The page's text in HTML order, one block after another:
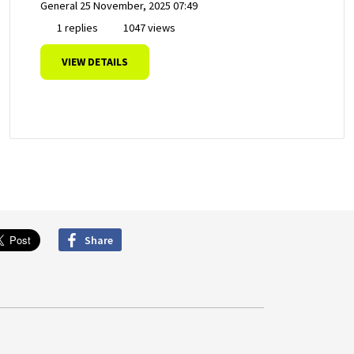
General 25 November, 2025 07:49
1 replies
1047 views
VIEW DETAILS
Share